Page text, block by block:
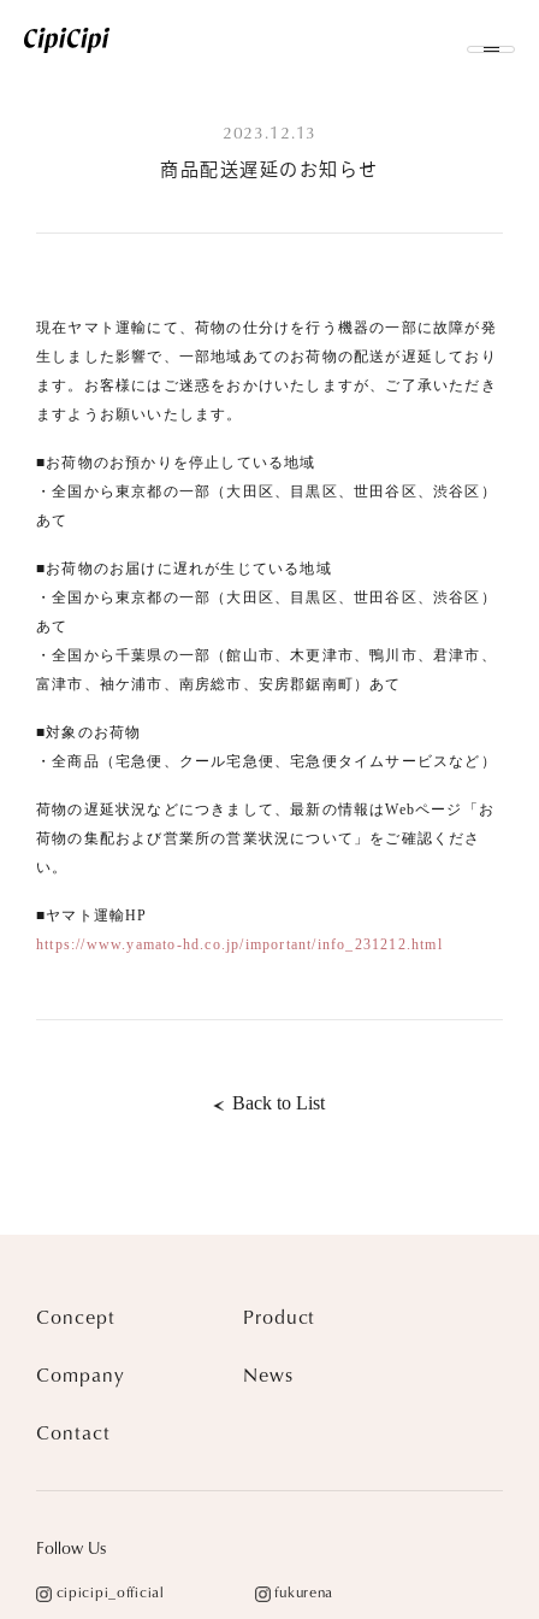
2023.12.13
商品配送遅延のお知らせ
現在ヤマト運輸にて、荷物の仕分けを行う機器の一部に故障が発
生しました影響で、一部地域あてのお荷物の配送が遅延しており
ます。お客様にはご迷惑をおかけいたしますが、ご了承いただき
ますようお願いいたします。
■お荷物のお預かりを停止している地域
・全国から東京都の一部（大田区、目黒区、世田谷区、渋谷区）
あて
■お荷物のお届けに遅れが生じている地域
・全国から東京都の一部（大田区、目黒区、世田谷区、渋谷区）
あて
・全国から千葉県の一部（館山市、木更津市、鴨川市、君津市、
富津市、袖ケ浦市、南房総市、安房郡鋸南町）あて
■対象のお荷物
・全商品（宅急便、クール宅急便、宅急便タイムサービスなど）
荷物の遅延状況などにつきまして、最新の情報はWebページ「お
荷物の集配および営業所の営業状況について」をご確認くださ
い。
■ヤマト運輸HP
https://www.yamato-hd.co.jp/important/info_231212.html
Back to List
Concept Product
Company News
Contact
Follow Us
cipicipi_official fukurena